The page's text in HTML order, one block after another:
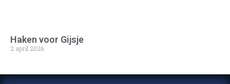
Haken voor Gijsje
2 april 2026